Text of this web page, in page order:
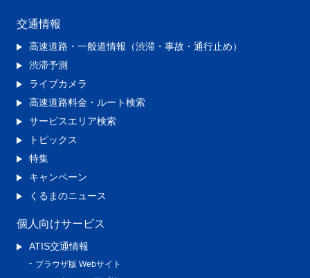
交通情報
高速道路・一般道情報（渋滞・事故・通行止め）
渋滞予測
ライブカメラ
高速道路料金・ルート検索
サービスエリア検索
トピックス
特集
キャンペーン
くるまのニュース
個人向けサービス
ATIS交通情報
ブラウザ版 Webサイト